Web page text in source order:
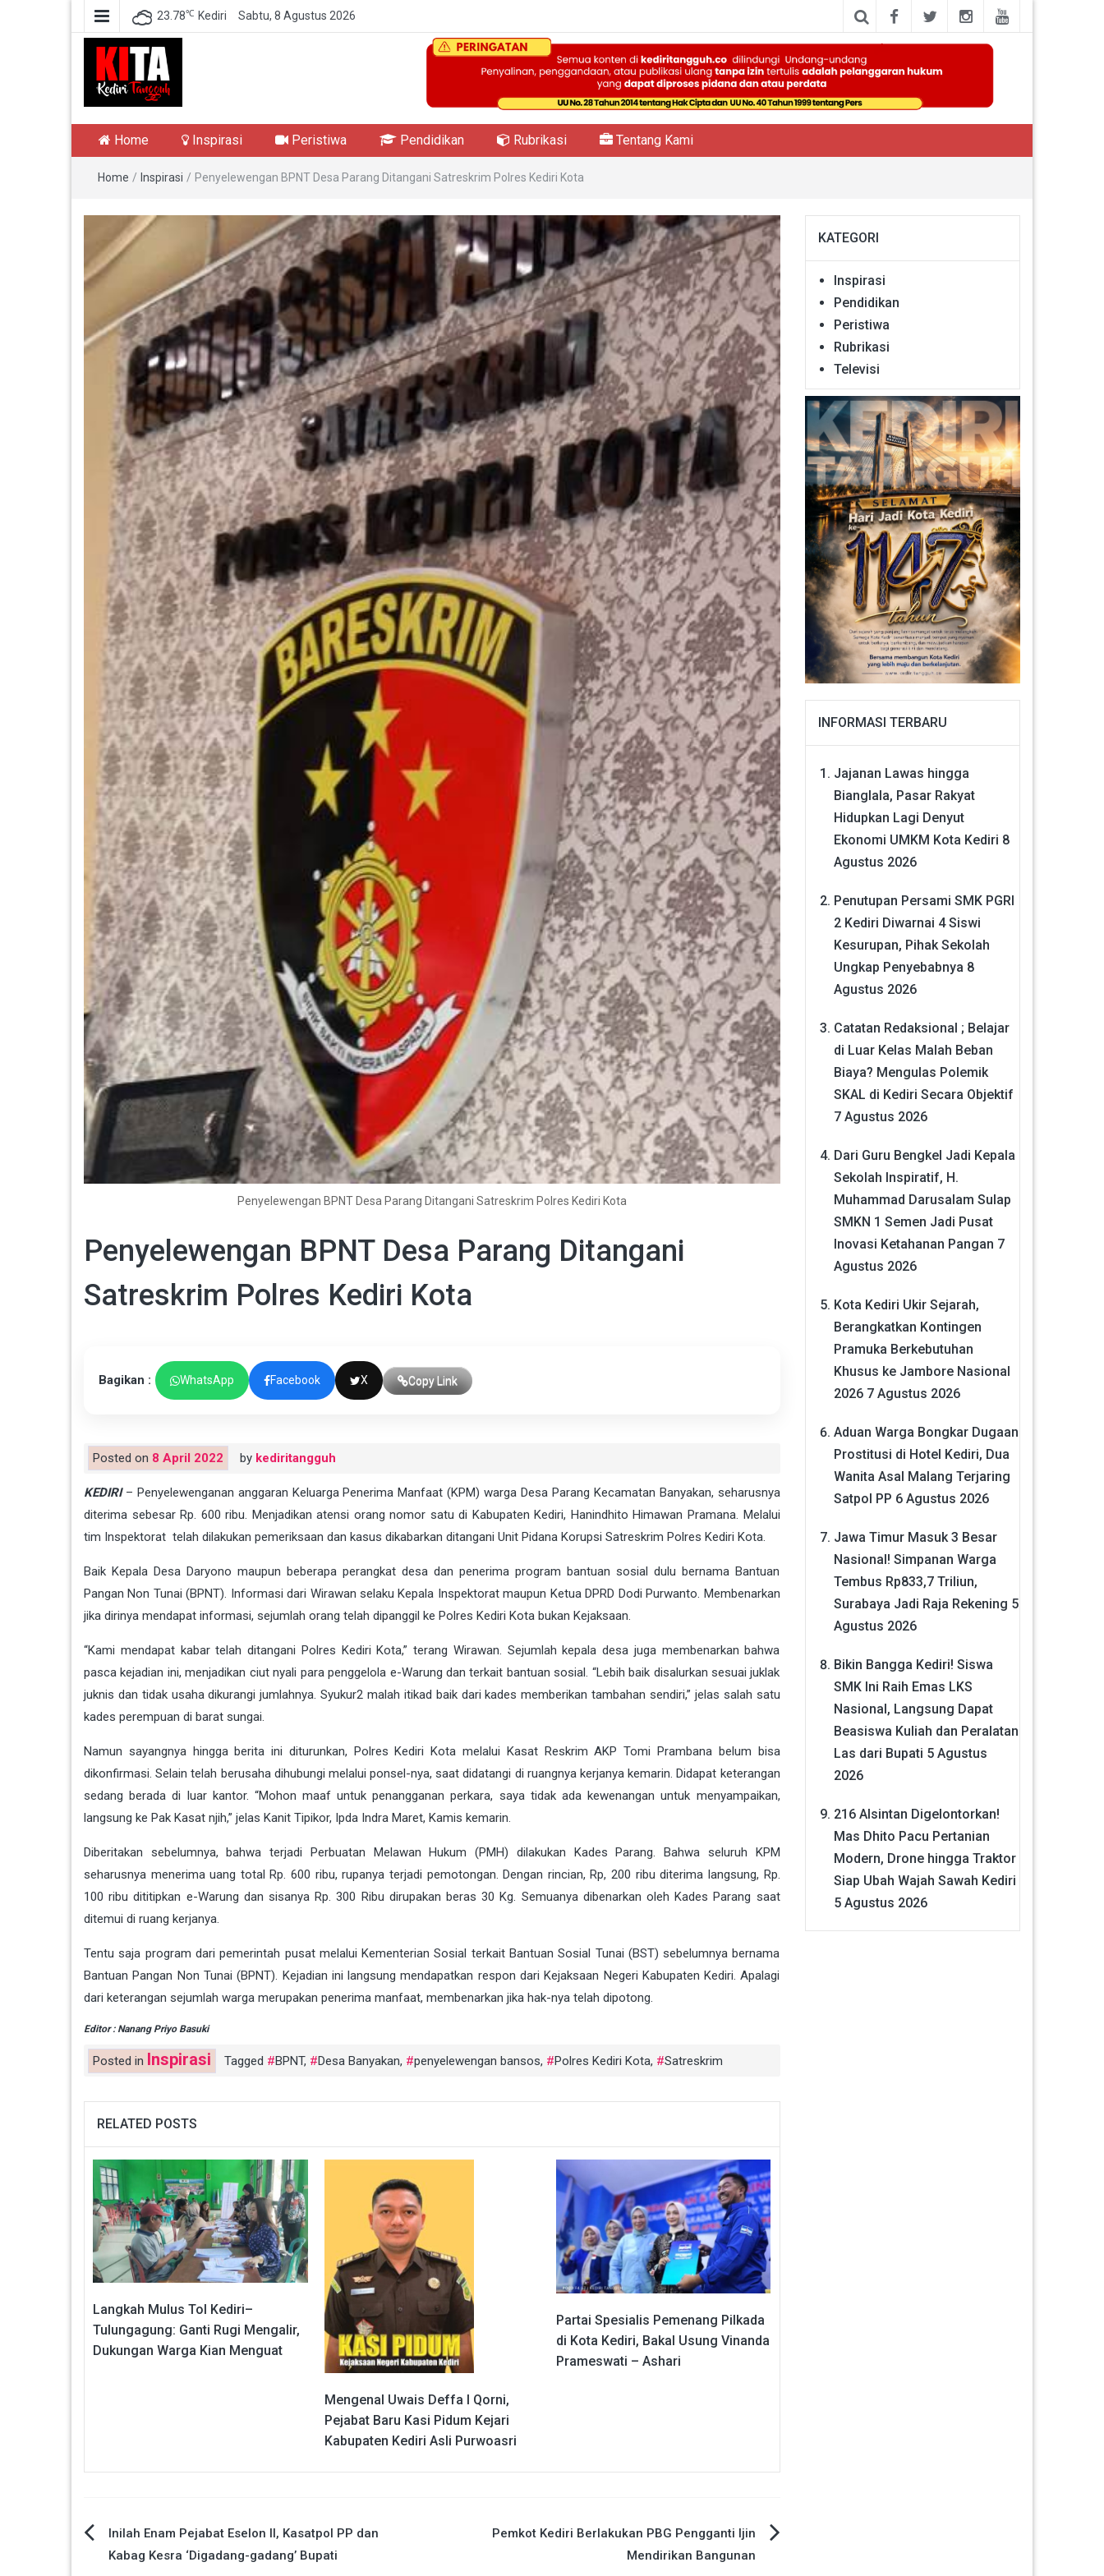
23.78℃ Kediri Sabtu, 8 Agustus 2026
Kediri Tangguh
Home Inspirasi Peristiwa Pendidikan Rubrikasi Tentang Kami
Home / Inspirasi / Penyelewengan BPNT Desa Parang Ditangani Satreskrim Polres Kediri Kota
Penyelewengan BPNT Desa Parang Ditangani Satreskrim Polres Kediri Kota
Penyelewengan BPNT Desa Parang Ditangani
Satreskrim Polres Kediri Kota
Bagikan : WhatsApp Facebook X Copy Link
Posted on 8 April 2022 by kediritangguh
KEDIRI– Penyelewenganan anggaran Keluarga Penerima Manfaat (KPM) warga Desa Parang Kecamatan Banyakan, seharusnya
diterima sebesar Rp. 600 ribu. Menjadikan atensi orang nomor satu di Kabupaten Kediri, Hanindhito Himawan Pramana. Melalui
tim Inspektorat telah dilakukan pemeriksaan dan kasus dikabarkan ditangani Unit Pidana Korupsi Satreskrim Polres Kediri Kota.
Baik Kepala Desa Daryono maupun beberapa perangkat desa dan penerima program bantuan sosial dulu bernama Bantuan
Pangan Non Tunai (BPNT). Informasi dari Wirawan selaku Kepala Inspektorat maupun Ketua DPRD Dodi Purwanto. Membenarkan
jika dirinya mendapat informasi, sejumlah orang telah dipanggil ke Polres Kediri Kota bukan Kejaksaan.
“Kami mendapat kabar telah ditangani Polres Kediri Kota,” terang Wirawan. Sejumlah kepala desa juga membenarkan bahwa
pasca kejadian ini, menjadikan ciut nyali para penggelola e-Warung dan terkait bantuan sosial. “Lebih baik disalurkan sesuai juklak
juknis dan tidak usaha dikurangi jumlahnya. Syukur2 malah itikad baik dari kades memberikan tambahan sendiri,” jelas salah satu
kades perempuan di barat sungai.
Namun sayangnya hingga berita ini diturunkan, Polres Kediri Kota melalui Kasat Reskrim AKP Tomi Prambana belum bisa
dikonfirmasi. Selain telah berusaha dihubungi melalui ponsel-nya, saat didatangi di ruangnya kerjanya kemarin. Didapat keterangan
sedang berada di luar kantor. “Mohon maaf untuk penangganan perkara, saya tidak ada kewenangan untuk menyampaikan,
langsung ke Pak Kasat njih,” jelas Kanit Tipikor, Ipda Indra Maret, Kamis kemarin.
Diberitakan sebelumnya, bahwa terjadi Perbuatan Melawan Hukum (PMH) dilakukan Kades Parang. Bahwa seluruh KPM
seharusnya menerima uang total Rp. 600 ribu, rupanya terjadi pemotongan. Dengan rincian, Rp, 200 ribu diterima langsung, Rp.
100 ribu dititipkan e-Warung dan sisanya Rp. 300 Ribu dirupakan beras 30 Kg. Semuanya dibenarkan oleh Kades Parang saat
ditemui di ruang kerjanya.
Tentu saja program dari pemerintah pusat melalui Kementerian Sosial terkait Bantuan Sosial Tunai (BST) sebelumnya bernama
Bantuan Pangan Non Tunai (BPNT). Kejadian ini langsung mendapatkan respon dari Kejaksaan Negeri Kabupaten Kediri. Apalagi
dari keterangan sejumlah warga merupakan penerima manfaat, membenarkan jika hak-nya telah dipotong.
Editor : Nanang Priyo Basuki
Posted in Inspirasi Tagged BPNT, Desa Banyakan, penyelewengan bansos, Polres Kediri Kota, Satreskrim
RELATED POSTS
Langkah Mulus Tol Kediri–
Tulungagung: Ganti Rugi Mengalir,
Dukungan Warga Kian Menguat
Mengenal Uwais Deffa I Qorni,
Pejabat Baru Kasi Pidum Kejari
Kabupaten Kediri Asli Purwoasri
Partai Spesialis Pemenang Pilkada
di Kota Kediri, Bakal Usung Vinanda
Prameswati – Ashari
Navigasi
Inilah Enam Pejabat Eselon II, Kasatpol PP dan
Kabag Kesra ‘Digadang-gadang’ Bupati
Pemkot Kediri Berlakukan PBG Pengganti Ijin
Mendirikan Bangunan
KATEGORI
Inspirasi
Pendidikan
Peristiwa
Rubrikasi
Televisi
INFORMASI TERBARU
Jajanan Lawas hingga
Bianglala, Pasar Rakyat
Hidupkan Lagi Denyut
Ekonomi UMKM Kota Kediri 8
Agustus 2026
Penutupan Persami SMK PGRI
2 Kediri Diwarnai 4 Siswi
Kesurupan, Pihak Sekolah
Ungkap Penyebabnya 8
Agustus 2026
Catatan Redaksional ; Belajar
di Luar Kelas Malah Beban
Biaya? Mengulas Polemik
SKAL di Kediri Secara Objektif
7 Agustus 2026
Dari Guru Bengkel Jadi Kepala
Sekolah Inspiratif, H.
Muhammad Darusalam Sulap
SMKN 1 Semen Jadi Pusat
Inovasi Ketahanan Pangan 7
Agustus 2026
Kota Kediri Ukir Sejarah,
Berangkatkan Kontingen
Pramuka Berkebutuhan
Khusus ke Jambore Nasional
2026 7 Agustus 2026
Aduan Warga Bongkar Dugaan
Prostitusi di Hotel Kediri, Dua
Wanita Asal Malang Terjaring
Satpol PP 6 Agustus 2026
Jawa Timur Masuk 3 Besar
Nasional! Simpanan Warga
Tembus Rp833,7 Triliun,
Surabaya Jadi Raja Rekening 5
Agustus 2026
Bikin Bangga Kediri! Siswa
SMK Ini Raih Emas LKS
Nasional, Langsung Dapat
Beasiswa Kuliah dan Peralatan
Las dari Bupati 5 Agustus
2026
216 Alsintan Digelontorkan!
Mas Dhito Pacu Pertanian
Modern, Drone hingga Traktor
Siap Ubah Wajah Sawah Kediri
5 Agustus 2026